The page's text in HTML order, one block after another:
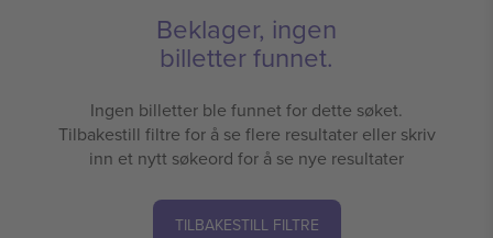
Beklager, ingen
billetter funnet.
Ingen billetter ble funnet for dette søket.
Tilbakestill filtre for å se flere resultater eller skriv
inn et nytt søkeord for å se nye resultater
TILBAKESTILL FILTRE